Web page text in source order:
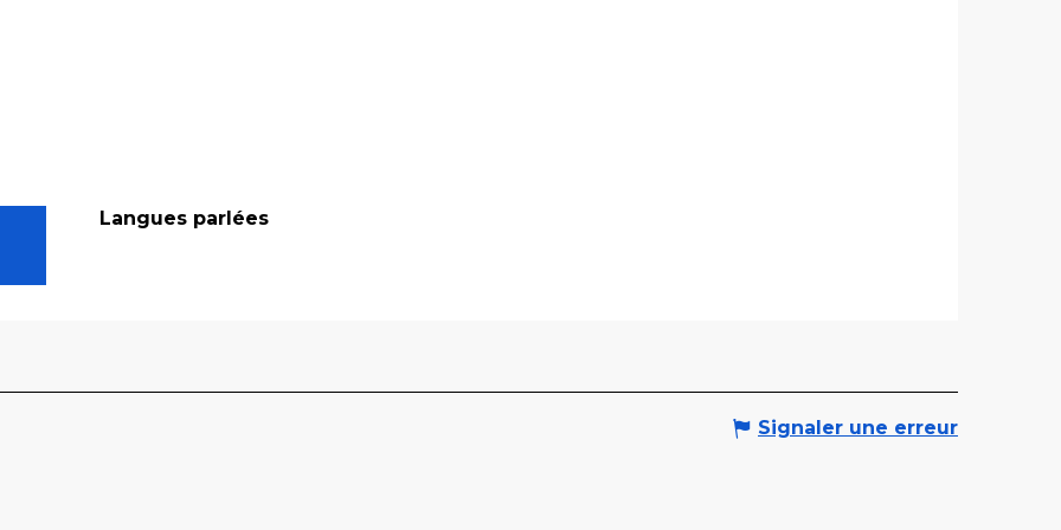
Langues parlées
Langues parlées
Signaler une erreur